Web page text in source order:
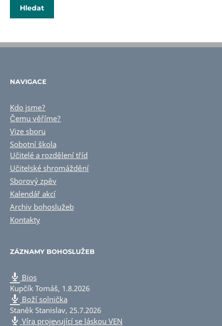
NAVIGACE
Kdo jsme?
Čemu věříme?
Vize sboru
Sobotní škola
Učitelé a rozdělení tříd
Učitelské shromáždění
Sborový zpěv
Kalendář akcí
Archiv bohoslužeb
Kontakty
ZÁZNAMY BOHOSLUŽEB
Bios
Kupčík Tomáš, 1.8.2026
Boží solnička
Staněk Stanislav, 25.7.2026
Víra projevující se láskou VEN